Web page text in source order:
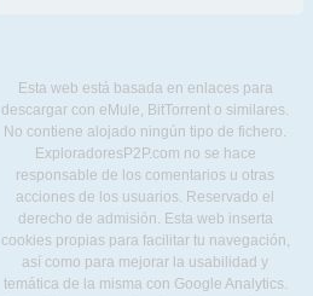
Esta web está basada en enlaces para
descargar con eMule, BitTorrent o similares.
No contiene alojado ningún tipo de fichero.
ExploradoresP2P.com no se hace
responsable de los comentarios u otras
acciones de los usuarios. Reservado el
derecho de admisión. Esta web inserta
cookies propias para facilitar tu navegación,
así como para mejorar la usabilidad y
temática de la misma con Google Analytics.